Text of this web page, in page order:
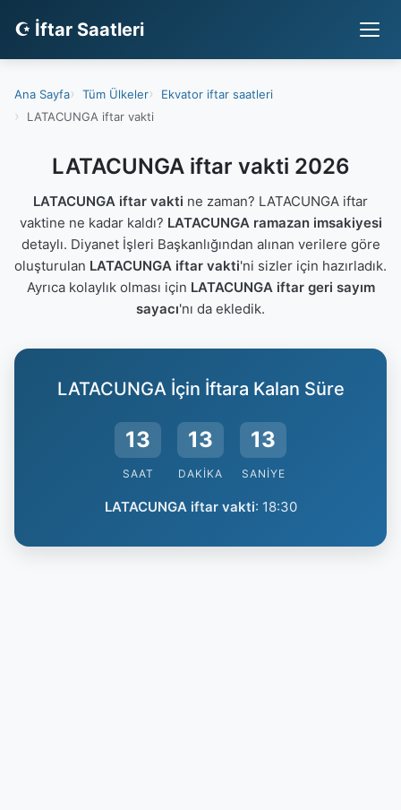
☪ İftar Saatleri
Ana Sayfa Tüm Ülkeler
Ekvator iftar saatleri
LATACUNGA iftar vakti
LATACUNGA iftar vakti 2026
LATACUNGA iftar vakti ne zaman? LATACUNGA iftar
vaktine ne kadar kaldı? LATACUNGA ramazan imsakiyesi
detaylı. Diyanet İşleri Başkanlığından alınan verilere göre
oluşturulan LATACUNGA iftar vakti'ni sizler için hazırladık.
Ayrıca kolaylık olması için LATACUNGA iftar geri sayım
sayacı'nı da ekledik.
LATACUNGA İçin İftara Kalan Süre
13
SAAT
13
DAKIKA
12
SANIYE
LATACUNGA iftar vakti: 18:30